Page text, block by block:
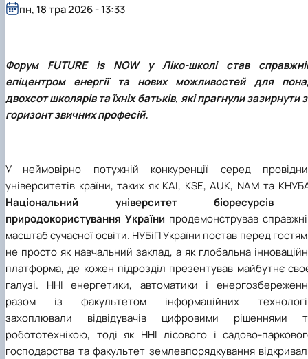
Іноземні мови
Їдальні та буфети
Центр вивчення мов
Психологічна підтримка
Рада молодих вчених
Методичні рекомендації, пам'ятки
ЦКНО «Агропромисловий комплекс, лісове і
Біоетична комісія
Наукові журнали НУБіП України
Наукові журнали НУБіП України (English)
Пам'ятка про проведення науково-
заходів
Порядок планування та організації
Монографії
«SEB-2024»
«SEB-2025»
Наглядова рада
Історія університету
Почесні доктори і професори НУБіП України
Пресслужба
Університетський кур'єр
Вибори ректора
Доступ до публічної інформації
Уповноважена особа з питань запобігання
виявлення корупції
Положення про антикорупційного
уповноваженого НУБіП України
Методичні роз’яснення НАЗК
Антикорупційні заходи
Гендерна радниця
Контактна інформація
Форум FUTURE is NOW у Ліко-школі став
епіцентром енергії та нових можливостей для
двохсот школярів та їхніх батьків, які прагнули зазирнути
горизонт звичних професій.
У неймовірно потужній конкуренції серед
університетів країни, таких як КАІ, KSE, AUK, NAM та
Національний університет біоресурсів
природокористування України продемонстрував
масштаб сучасної освіти. НУБіП України постав перед
не просто як навчальний заклад, а як глобальна
платформа, де кожен підрозділ презентував майбутнє
галузі. ННІ енергетики, автоматики і
разом із факультетом інформаційних
захоплювали відвідувачів цифровими рішеннями
робототехнікою, тоді як ННІ лісового і садово-
господарства та факультет землевпорядкування
пн, 18 тра 2026 - 13:33